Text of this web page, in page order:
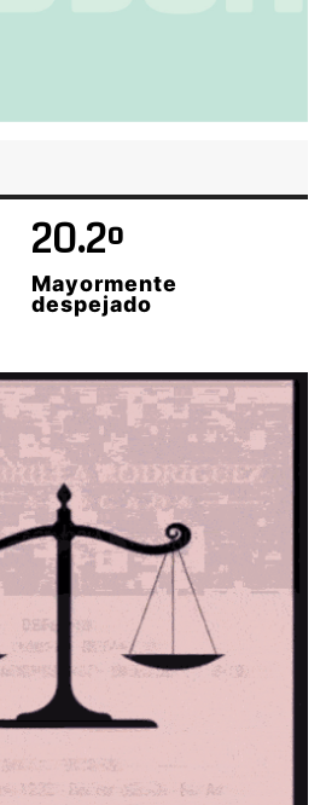
20.2º
Mayormente
despejado